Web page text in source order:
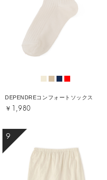
DEPENDREコンフォートソックス
￥1,980
9